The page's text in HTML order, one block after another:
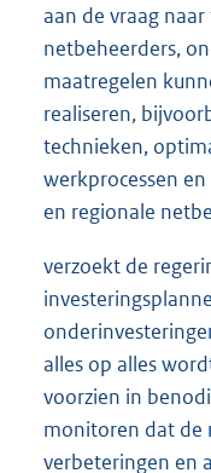
aan de vraag
netbeheerders,
maatregelen
realiseren,
technieken,
werkprocessen
en regionale
verzoekt de
alles op alles
voorzien in
monitoren dat de
verbeteringen en